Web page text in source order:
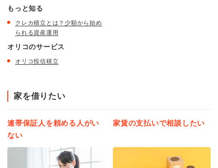
もっと知る
クレカ積立とは？少額から始め
られる資産運用
オリコのサービス
オリコ投信積立
家を借りたい
連帯保証人を頼める人がい
ない
家賃の支払いで相談したい